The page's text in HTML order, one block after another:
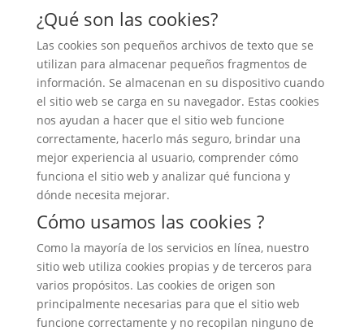
¿Qué son las cookies?
Las cookies son pequeños archivos de texto que se
utilizan para almacenar pequeños fragmentos de
información. Se almacenan en su dispositivo cuando
el sitio web se carga en su navegador. Estas cookies
nos ayudan a hacer que el sitio web funcione
correctamente, hacerlo más seguro, brindar una
mejor experiencia al usuario, comprender cómo
funciona el sitio web y analizar qué funciona y
dónde necesita mejorar.
Cómo usamos las cookies ?
Como la mayoría de los servicios en línea, nuestro
sitio web utiliza cookies propias y de terceros para
varios propósitos. Las cookies de origen son
principalmente necesarias para que el sitio web
funcione correctamente y no recopilan ninguno de